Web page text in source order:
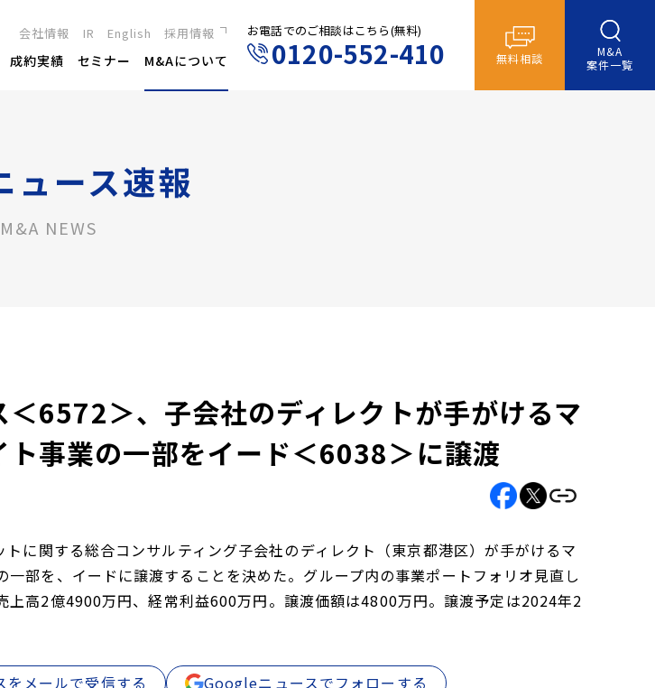
会社情報 IR English 採用情報
新卒採用
キャリア採用
成約実績 セミナー M&Aについて
お電話でのご相談はこちら(無料)
0120-552-410 無料相談
M&A
案件一覧
ュース速報
M&A NEWS
＜6572＞、子会社のディレクトが手がけるマ
ト事業の一部をイード＜6038＞に譲渡
に関する総合コンサルティング子会社のディレクト（東京都港区）が手がけるマ
部を、イードに譲渡することを決めた。グループ内の事業ポートフォリオ見直し
上高2億4900万円、経常利益600万円。譲渡価額は4800万円。譲渡予定は2024年2
をメールで受信する Googleニュースでフォローする